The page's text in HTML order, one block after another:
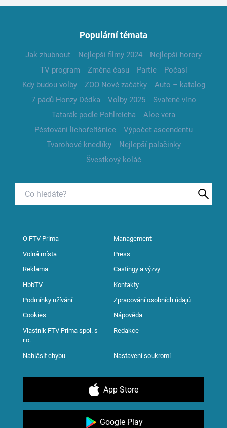
Populární témata
Jak zhubnout Nejlepší filmy 2024
Nejlepší horory
TV program
Změna času Partie
Počasí
Kdy budou volby
ZOO Nové začátky
Auto – katalog
7 pádů Honzy Dědka
Volby 2025
Svařené víno
Tatarák podle Pohlreicha
Aloe vera
Pěstování lichořeřišnice
Výpočet ascendentu
Tvarohové knedlíky
Nejlepší palačinky
Švestkový koláč
O FTV Prima Management
Volná místa Press
Reklama Castingy a výzvy
HbbTV Kontakty
Podmínky užívání Zpracování osobních údajů
Cookies Nápověda
Vlastník FTV Prima spol. s
r.o.
Redakce
Nahlásit chybu Nastavení soukromí
App Store
Google Play